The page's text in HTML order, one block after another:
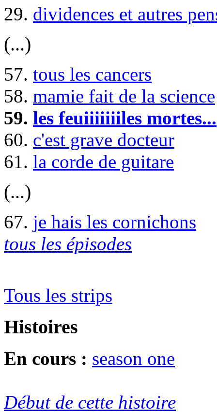
29. dividences et autres
(...)
57. tous les cancers
58. mamie fait de la science
59. les feuiiiiiiiles mortes...
60. c'est grave docteur
61. la corde de guitare
(...)
67. je hais les cornichons
tous les épisodes
Tous les strips
Histoires
En cours : season one
Début de cette histoire